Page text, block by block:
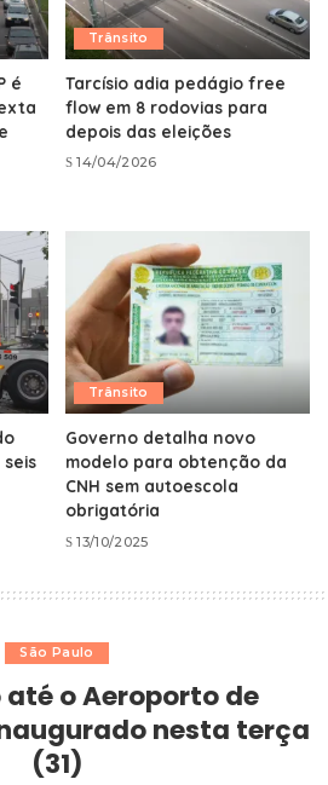
é
Trânsito
Tarcísio adia pedágio free
flow em 8 rodovias para
depois das eleições
14/04/2026
Trânsito
Governo detalha novo
modelo para obtenção da
CNH sem autoescola
obrigatória
13/10/2025
São Paulo
o Aeroporto de
nesta terça
(31)